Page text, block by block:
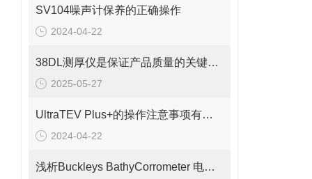
SV104噪声计保养的正确操作
2024-04-22
38DL测厚仪是保证产品质量的关键工具之一
2025-05-27
UltraTEV Plus+的操作注意事项有几步
2024-04-22
浅析Buckleys BathyCorrometer 电位计的测定步骤